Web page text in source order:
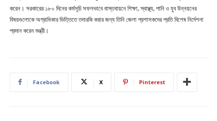
করেন। সরকারের ১৮০ দিনের কর্মসূচি সফলভাবে বাস্তবায়নে শিক্ষা, স্বাস্থ্য, পানি ও যুব উন্নয়নের
বিষয়গুলোকে অগ্রাধিকার ভিত্তিতে তদারকি করার জন্য তিনি জেলা প্রশাসকদের প্রতি বিশেষ নির্দেশনা
প্রদান করেন মন্ত্রী।
Facebook X Pinterest